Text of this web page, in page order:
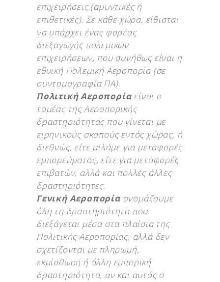
επιχειρήσεις (αμυντικές ή
επιθετικές). Σε κάθε χώρα, είθισται
να υπάρχει ένας φορέας
διεξαγωγής πολεμικών
επιχειρήσεων, που συνήθως είναι η
εθνική Πολεμική Αεροπορία (σε
συντομογραφία ΠΑ).
Πολιτική Αεροπορίαείναι ο
τομέας της Αεροπορικής
δραστηριότητας που γίνεται με
ειρηνικούς σκοπούς εντός χώρας, ή
διεθνώς, είτε μιλάμε για μεταφορές
εμπορεύματος, είτε για μεταφορές
επιβατών, αλλά και πολλές άλλες
δραστηριότητες.
Γενική Αεροπορίαονομάζουμε
όλη τη δραστηριότητα που
διεξάγεται μέσα στα πλαίσια της
Πολιτικής Αεροπορίας, αλλά δεν
σχετίζονται με πληρωμή,
εκμίσθωση ή άλλη εμπορική
δραστηριότητα, αν και αυτός ο